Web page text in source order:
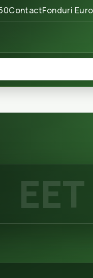
ContactFonduri
EET